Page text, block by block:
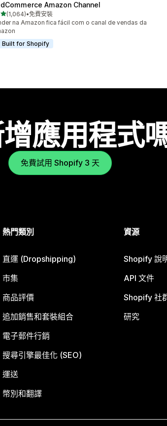
Amazon Channel
滿分 5 顆星
(1,064)
1064 則評價
•免費安裝
na Amazon fica fácil com o canal de vendas da
Built for Shopify
應用程式
免費試用 Shopify 3 天
熱門類別
直運 (Dropshipping)
市集
商品評價
追加銷售和套裝組合
電子郵件行銷
搜尋引擎最佳化 (SEO)
運送
幣別和翻譯
資源
Shopify 說
API 文件
Shopify 社
研究